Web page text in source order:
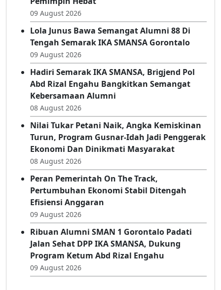
Pemprov Gorontalo Apresiasi Semarak IKA
SMANSA, Dinilai Banyak Melahirkan
Pemimpin Hebat
09 August 2026
Lola Junus Bawa Semangat Alumni 88 Di
Tengah Semarak IKA SMANSA Gorontalo
09 August 2026
Hadiri Semarak IKA SMANSA, Brigjend Pol
Abd Rizal Engahu Bangkitkan Semangat
Kebersamaan Alumni
08 August 2026
Nilai Tukar Petani Naik, Angka Kemiskinan
Turun, Program Gusnar-Idah Jadi Penggerak
Ekonomi Dan Dinikmati Masyarakat
08 August 2026
Peran Pemerintah On The Track,
Pertumbuhan Ekonomi Stabil Ditengah
Efisiensi Anggaran
09 August 2026
Ribuan Alumni SMAN 1 Gorontalo Padati
Jalan Sehat DPP IKA SMANSA, Dukung